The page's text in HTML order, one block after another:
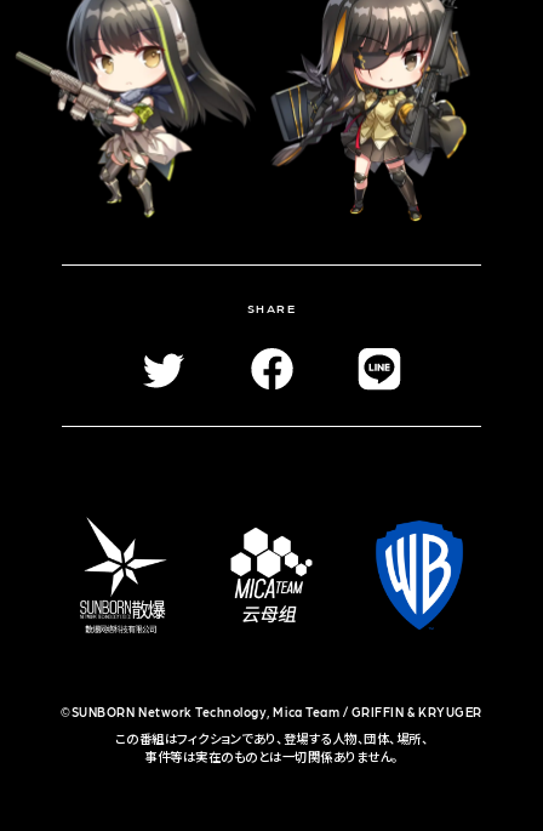
SHARE
©SUNBORN Network Technology, Mica Team / GRIFFIN & KRYUGER
この番組はフィクションであり、登場する人物、団体、場所、
事件等は実在のものとは一切関係ありません。